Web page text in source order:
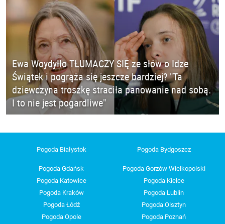
Ewa Woydyłło TŁUMACZY SIĘ ze słów o Idze
Świątek i pogrąża się jeszcze bardziej? "Ta
dziewczyna troszkę straciła panowanie nad sobą.
I to nie jest pogardliwe"
Pogoda Białystok Pogoda Bydgoszcz
Pogoda Gdańsk
Pogoda Gorzów Wielkopolski
Pogoda Katowice
Pogoda Kielce
Pogoda Kraków
Pogoda Lublin
Pogoda Łódź
Pogoda Olsztyn
Pogoda Opole
Pogoda Poznań